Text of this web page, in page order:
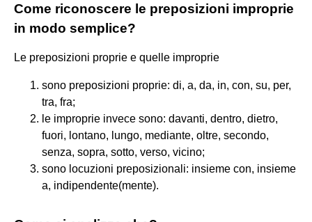
Come riconoscere le preposizioni improprie
in modo semplice?
Le preposizioni proprie e quelle improprie
sono preposizioni proprie: di, a, da, in, con, su, per,
tra, fra;
le improprie invece sono: davanti, dentro, dietro,
fuori, lontano, lungo, mediante, oltre, secondo,
senza, sopra, sotto, verso, vicino;
sono locuzioni preposizionali: insieme con, insieme
a, indipendente(mente).